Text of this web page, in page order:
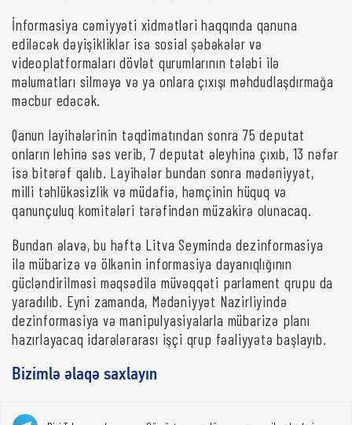
İnformasiya cəmiyyəti xidmətləri haqqında qanuna
ediləcək dəyişikliklər isə sosial şəbəkələr və
videoplatformaları dövlət qurumlarının tələbi ilə
məlumatları silməyə və ya onlara çıxışı məhdudlaşdırmağa
məcbur edəcək.
Qanun layihələrinin təqdimatından sonra 75 deputat
onların lehinə səs verib, 7 deputat əleyhinə çıxıb, 13 nəfər
isə bitərəf qalıb. Layihələr bundan sonra mədəniyyət,
milli təhlükəsizlik və müdafiə, həmçinin hüquq və
qanunçuluq komitələri tərəfindən müzakirə olunacaq.
Bundan əlavə, bu həftə Litva Seymində dezinformasiya
ilə mübarizə və ölkənin informasiya dayanıqlığının
gücləndirilməsi məqsədilə müvəqqəti parlament qrupu da
yaradılıb. Eyni zamanda, Mədəniyyət Nazirliyində
dezinformasiya və manipulyasiyalarla mübarizə planı
hazırlayacaq idarələrarası işçi qrup fəaliyyətə başlayıb.
Bizimlə əlaqə saxlayın